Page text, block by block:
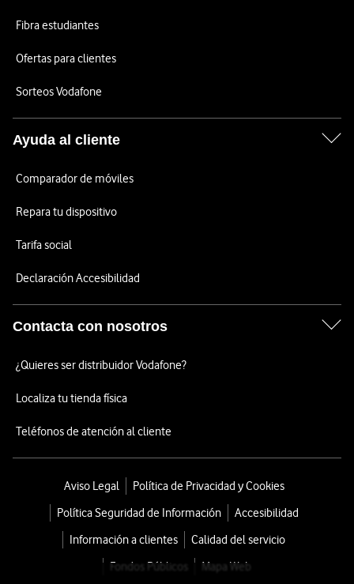
Fibra estudiantes
Ofertas para clientes
Sorteos Vodafone
Ayuda al cliente
Comparador de móviles
Repara tu dispositivo
Tarifa social
Declaración Accesibilidad
Contacta con nosotros
¿Quieres ser distribuidor Vodafone?
Localiza tu tienda física
Teléfonos de atención al cliente
Aviso Legal
Política de Privacidad y Cookies
Política Seguridad de Información
Accesibilidad
Información a clientes
Calidad del servicio
Fondos Públicos
Mapa Web